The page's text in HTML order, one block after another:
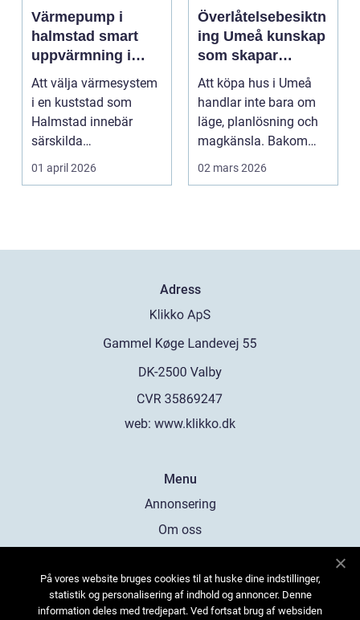
Värmepump i
halmstad smart
uppvärmning i
kustklimat
Att välja värmesystem
i en kuststad som
Halmstad innebär
särskilda
förutsättningar. Vind,
fukt, mild...
01 april 2026
Överlåtelsebesiktn
ing Umeå kunskap
som skapar
tryggare
husaffärer
Att köpa hus i Umeå
handlar inte bara om
läge, planlösning och
magkänsla. Bakom
väggar, golv och tak...
02 mars 2026
Adress
web: www.klikko.dk
Menu
Annonsering
Om oss
Kontakta oss
Sitemap
På vores website bruges cookies til at huske dine indstillinger,
statistik og personalisering af indhold og annoncer. Denne
information deles med tredjepart. Ved fortsat brug af websiden